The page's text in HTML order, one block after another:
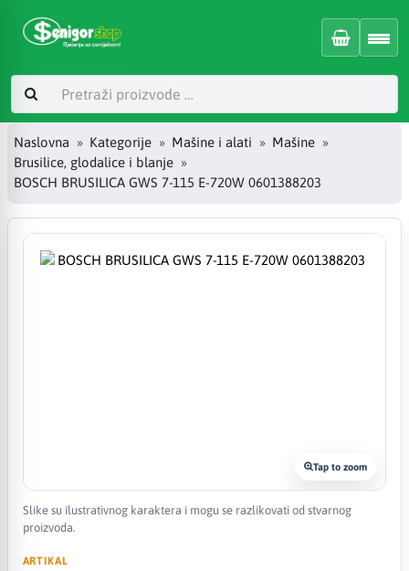
Naslovna Kategorije Mašine i alati
Mašine
Brusilice, glodalice i blanje
BOSCH BRUSILICA GWS 7-115 E-720W 0601388203
Tap to zoom
Slike su ilustrativnog karaktera i mogu se razlikovati od stvarnog
proizvoda.
ARTIKAL